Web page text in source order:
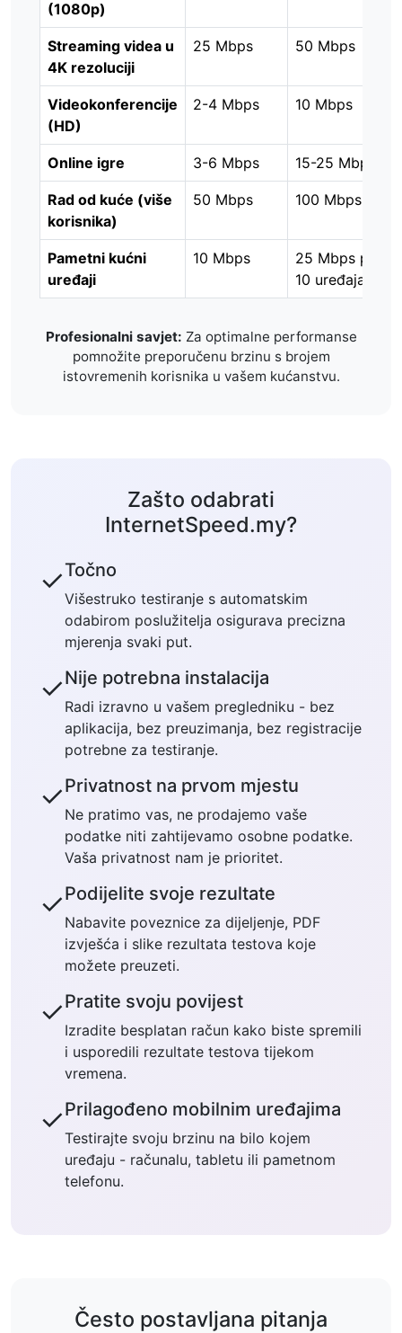
(1080p)
Streaming videa u
4K rezoluciji
25 Mbps 50 Mbps
Videokonferencije
(HD)
2-4 Mbps 10 Mbps
Online igre 3-6 Mbps 15-25 Mbps
Rad od kuće (više
korisnika)
50 Mbps 100 Mbps
Pametni kućni
uređaji
10 Mbps
25 Mbps po
10 uređaja
Profesionalni savjet: Za optimalne performanse
pomnožite preporučenu brzinu s brojem
istovremenih korisnika u vašem kućanstvu.
Zašto odabrati
InternetSpeed.my?
✓Točno
Višestruko testiranje s automatskim
odabirom poslužitelja osigurava precizna
mjerenja svaki put.
✓Nije potrebna instalacija
Radi izravno u vašem pregledniku - bez
aplikacija, bez preuzimanja, bez registracije
potrebne za testiranje.
✓Privatnost na prvom mjestu
Ne pratimo vas, ne prodajemo vaše
podatke niti zahtijevamo osobne podatke.
Vaša privatnost nam je prioritet.
✓Podijelite svoje rezultate
Nabavite poveznice za dijeljenje, PDF
izvješća i slike rezultata testova koje
možete preuzeti.
✓Pratite svoju povijest
Izradite besplatan račun kako biste spremili
i usporedili rezultate testova tijekom
vremena.
✓Prilagođeno mobilnim uređajima
Testirajte svoju brzinu na bilo kojem
uređaju - računalu, tabletu ili pametnom
telefonu.
Često postavljana pitanja